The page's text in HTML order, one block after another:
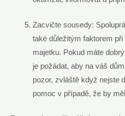
Zacvičte sousedy:
také důležitým faktorem
majetku. Pokud máte
je požádat, aby na váš
pozor, zvláště když nejste
pomoc v případě, že by